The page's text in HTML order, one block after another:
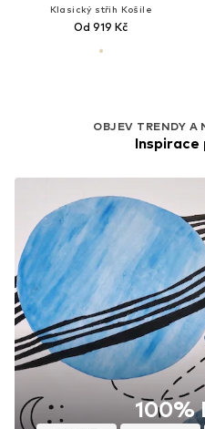
Klasický střih Košile
Od 919 Kč
OBJEV TRENDY A
Inspirace
100%